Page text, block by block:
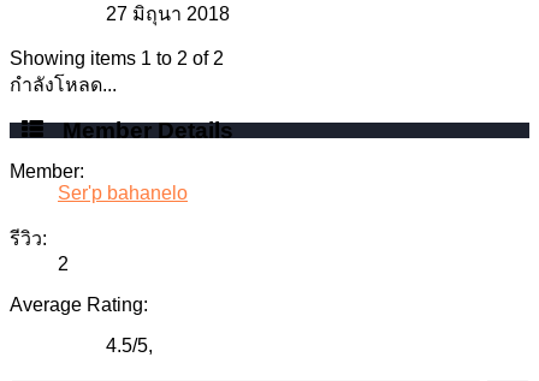
27 มิถุนา 2018
Showing items 1 to 2 of 2
กำลังโหลด...
Member Details
Member:
Ser'p bahanelo
รีวิว:
2
Average Rating:
4.5/5,